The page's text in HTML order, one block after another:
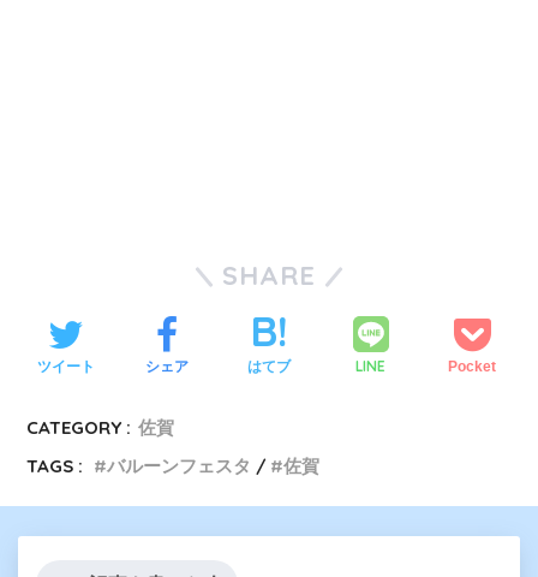
SHARE
ツイート シェア はてブ LINE Pocket
CATEGORY : 佐賀
TAGS :
バルーンフェスタ 佐賀